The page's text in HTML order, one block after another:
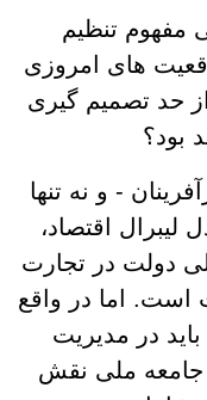
مفهوم تنظیم
های امروزی
حد تصمیم گیری
بود؟
- و نه تنها
لیبرال اقتصاد،
دولت در تجارت
است. اما در واقع
در مدیریت
جامعه ملی نقش